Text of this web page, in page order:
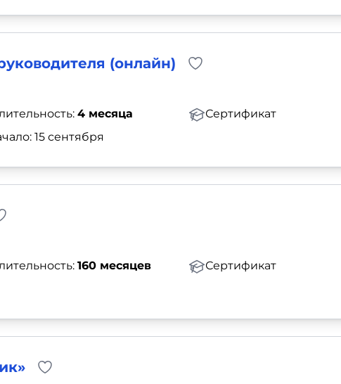
(онлайн)
4 месяца
Сертификат
15 сентября
160 месяцев
Сертификат